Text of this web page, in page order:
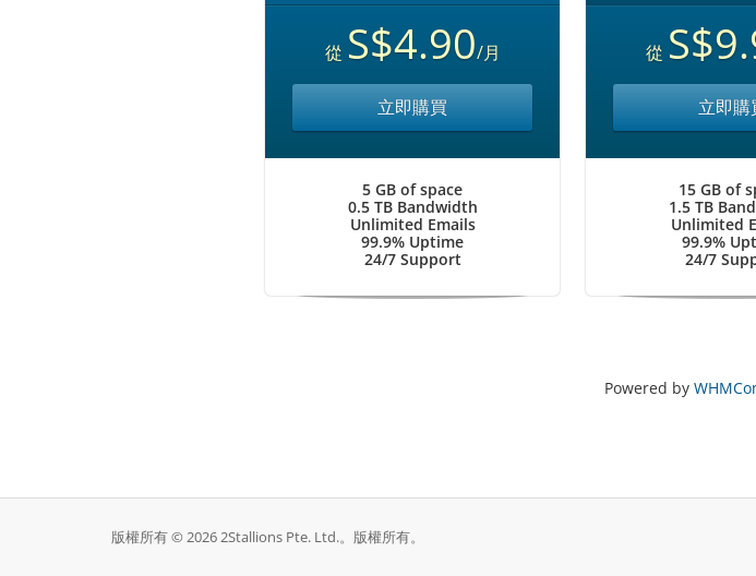
從 S$4.90/月
立即購買
5 GB of space
0.5 TB Bandwidth
Unlimited Emails
99.9% Uptime
24/7 Support
從
立即購
15 GB of
1.5 TB
Unlimited
99.9%
24/7
Powered by
版權所有 © 2026 2Stallions Pte. Ltd.。版權所有。